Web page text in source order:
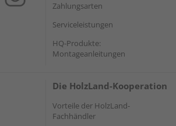
Zahlungsarten
Serviceleistungen
HQ-Produkte:
Montageanleitungen
Die HolzLand-Kooperation
Vorteile der HolzLand-
Fachhändler